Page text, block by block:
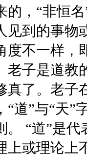
的，“非恒
见到的事物
度不一样，
老子是道
真了。老子
道”与“天”
。 “道”是
上或理论上